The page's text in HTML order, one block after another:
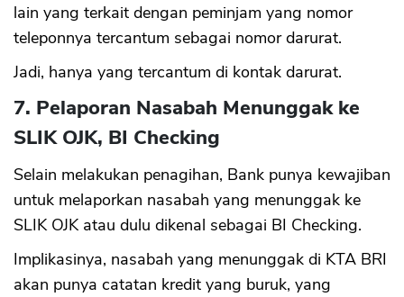
lain yang terkait dengan peminjam yang nomor
teleponnya tercantum sebagai nomor darurat.
Jadi, hanya yang tercantum di kontak darurat.
7. Pelaporan Nasabah Menunggak ke
SLIK OJK, BI Checking
Selain melakukan penagihan, Bank punya kewajiban
untuk melaporkan nasabah yang menunggak ke
SLIK OJK atau dulu dikenal sebagai BI Checking.
Implikasinya, nasabah yang menunggak di KTA BRI
akan punya catatan kredit yang buruk, yang